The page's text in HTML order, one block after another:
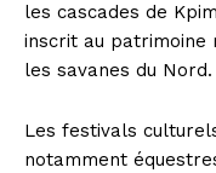
les cascades de
inscrit au patrimoine
les savanes du Nord.
Les festivals
notamment